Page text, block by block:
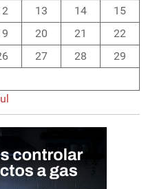
13 14
15
20 21
22
27 28
29